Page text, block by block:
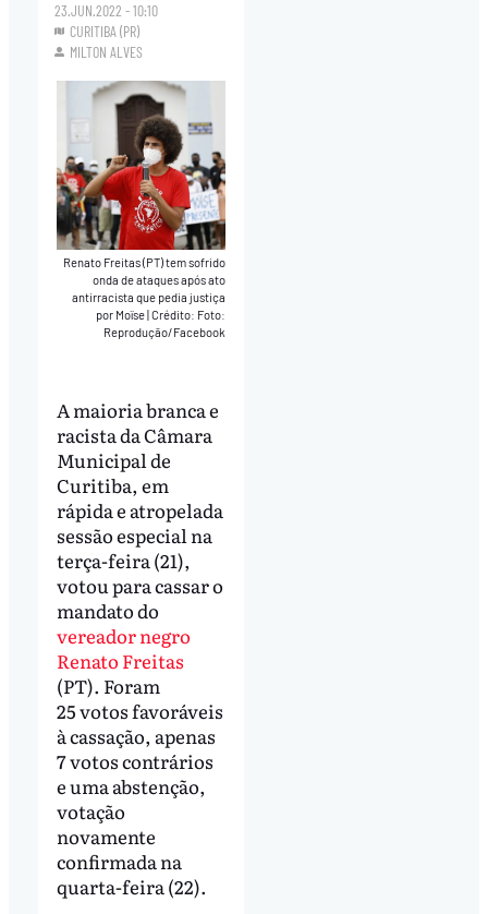
23.JUN.2022 - 10:10
CURITIBA (PR)
MILTON ALVES
Renato Freitas (PT) tem sofrido
onda de ataques após ato
antirracista que pedia justiça
por Moïse Crédito: Foto:
Reprodução/Facebook
A maioria branca e
racista da Câmara
Municipal de
Curitiba, em
rápida e atropelada
sessão especial na
terça-feira (21),
votou para cassar o
mandato do
vereador negro
Renato Freitas
(PT). Foram
25 votos favoráveis
à cassação, apenas
7 votos contrários
e uma abstenção,
votação
novamente
confirmada na
quarta-feira (22).